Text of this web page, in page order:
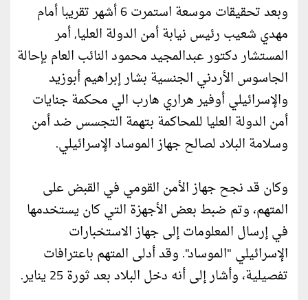
وبعد تحقيقات موسعة استمرت 6 أشهر تقريبا أمام
مهدي شعيب رئيس نيابة أمن الدولة العليا, أمر
المستشار دكتور عبدالمجيد محمود النائب العام بإحالة
الجاسوس الأردني الجنسية بشار إبراهيم أبوزيد
والإسرائيلي أوفير هراري هارب الي محكمة جنايات
أمن الدولة العليا للمحاكمة بتهمة التجسس ضد أمن
وسلامة البلاد لصالح جهاز الموساد الإسرائيلي.
وكان قد نجح جهاز الأمن القومي في القبض على
المتهم، وتم ضبط بعض الأجهزة التي كان يستخدمها
في إرسال المعلومات إلى جهاز الاستخبارات
الإسرائيلي "الموساد". وقد أدلى المتهم باعترافات
تفصيلية، وأشار إلى أنه دخل البلاد بعد ثورة 25 يناير.